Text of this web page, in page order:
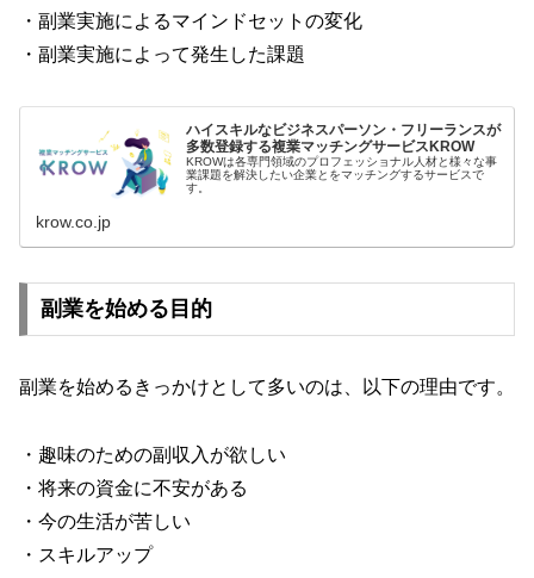
・副業実施によるマインドセットの変化
・副業実施によって発生した課題
ハイスキルなビジネスパーソン・フリーランスが
多数登録する複業マッチングサービスKROW
KROWは各専門領域のプロフェッショナル人材と様々な事
業課題を解決したい企業とをマッチングするサービスで
す。
krow.co.jp
副業を始める目的
副業を始めるきっかけとして多いのは、以下の理由です。
・趣味のための副収入が欲しい
・将来の資金に不安がある
・今の生活が苦しい
・スキルアップ